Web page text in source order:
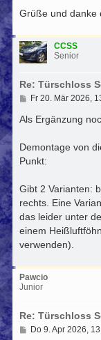
Grüße und danke
CCSS
Senior
Re: Türschloss
B
i
a
Fr 20. Mär 2026,
Als Ergänzung
Demontage von
Punkt:
Gibt 2 Varianten:
rechts. Eine
das leider unter
einem
verwenden).
Pawcio
Junior
Re: Türschloss
BDo 9. Apr 2026,